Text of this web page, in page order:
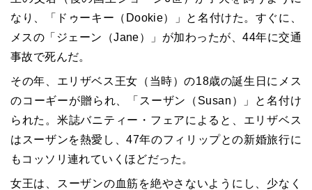
なり、「ドゥーキー（ Dookie）」と名付けた。すぐに、
メスの「ジェーン（Jane）」が加わったが、44年に交通
事故で死んだ。
その年、エリザベス王女（当時）の18歳の誕生日にメス
のコーギーが贈られ、「スーザン（ Susan ）」と名付け
られた。米誌バニティー・フェアによると、エリザベス
はスーザンを熱愛し、47年のフィリップとの新婚旅行に
もコッソリ連れていくほどだった。
女王は、スーザンの血筋を絶やさないようにし、少なく